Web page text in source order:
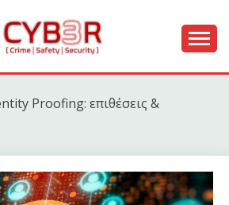
Proofing: επιθέσεις &